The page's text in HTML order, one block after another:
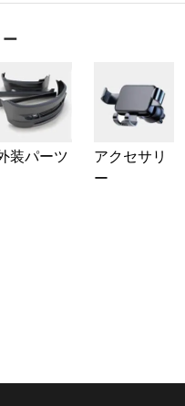
ー
装パーツ
アクセサリ
ー